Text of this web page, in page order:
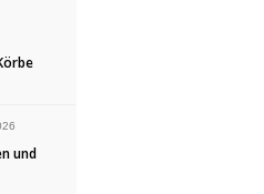
und